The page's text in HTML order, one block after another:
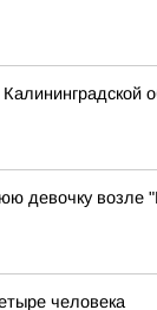
девочку возле
человека